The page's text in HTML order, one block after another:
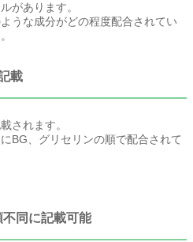
があります。
うな成分がどの程度配合されてい
載
されます。
BG、グリセリンの順で配合されて
同に記載可能